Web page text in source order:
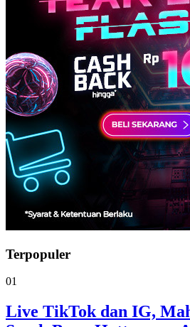
Terpopuler
01
Live TikTok dan IG,